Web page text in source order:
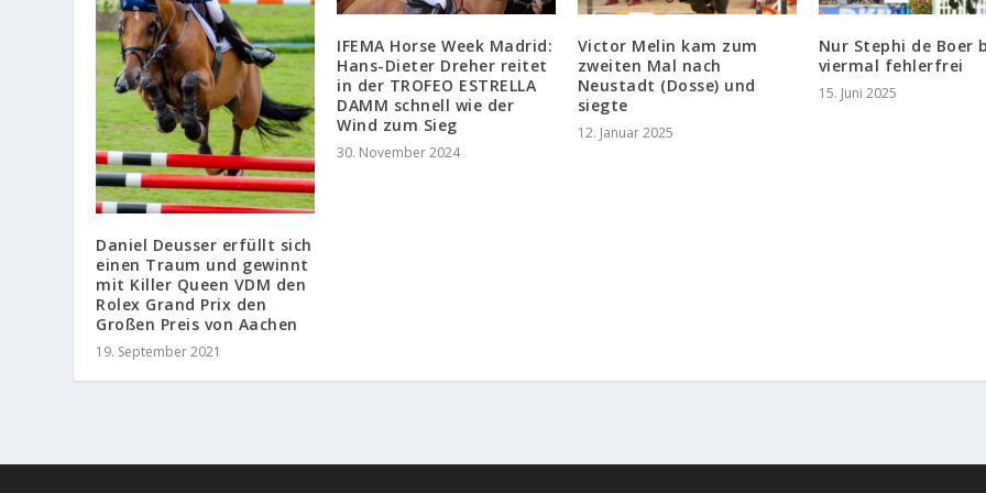
Daniel Deusser erfüllt sich
einen Traum und gewinnt
mit Killer Queen VDM den
Rolex Grand Prix den
Großen Preis von Aachen
19. September 2021
IFEMA Horse Week Madrid:
Hans-Dieter Dreher reitet
in der TROFEO ESTRELLA
DAMM schnell wie der
Wind zum Sieg
30. November 2024
Victor Melin kam zum
zweiten Mal nach
Neustadt (Dosse) und
siegte
12. Januar 2025
Nur Stephi de Boer
viermal fehlerfrei
15. Juni 2025